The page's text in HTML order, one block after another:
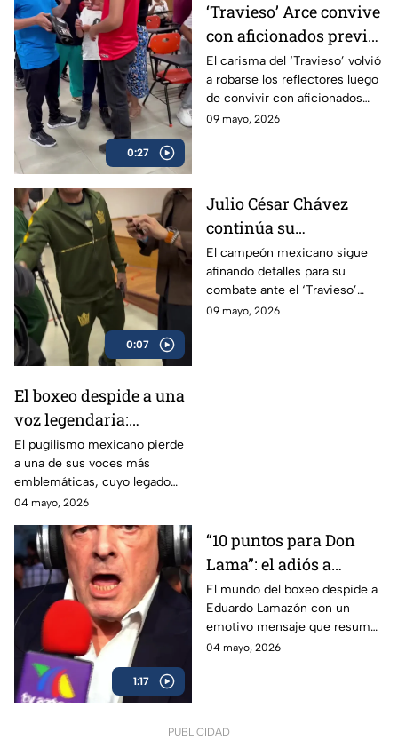
0:27
‘Travieso’ Arce convive
con aficionados previo
a su esperado combate
El carisma del ‘Travieso’ volvió
a robarse los reflectores luego
de convivir con aficionados
antes de subir al ring.
09 mayo, 2026
0:07
Julio César Chávez
continúa su
preparación para
enfrentar al ‘Travieso’
Arce
El campeón mexicano sigue
afinando detalles para su
combate ante el ‘Travieso’
Arce
09 mayo, 2026
El boxeo despide a una
voz legendaria:
Eduardo Lamazón
El pugilismo mexicano pierde
a una de sus voces más
emblemáticas, cuyo legado
marcó a generaciones.
04 mayo, 2026
1:17
“10 puntos para Don
Lama”: el adiós a
Eduardo Lamazón
El mundo del boxeo despide a
Eduardo Lamazón con un
emotivo mensaje que resume
su legado imborrable.
04 mayo, 2026
PUBLICIDAD